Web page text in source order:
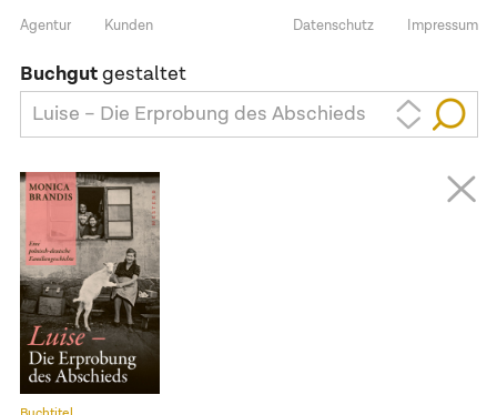
Agentur Kunden Impressum
Datenschutz
Buchgutgestaltet
Luise – Die Erprobung des Abschieds